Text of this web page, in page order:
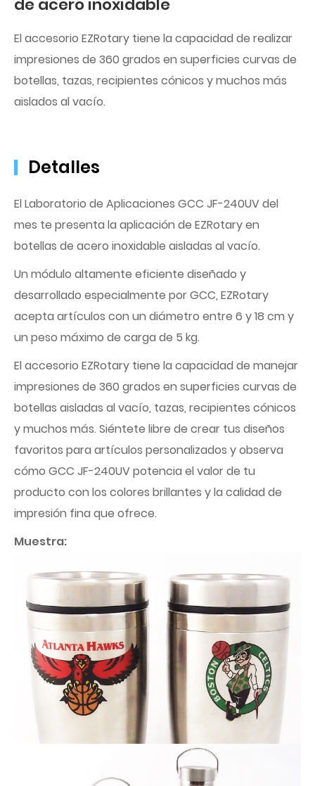
El accesorio EZRotary tiene la capacidad de realizar
impresiones de 360 grados en superficies curvas de
botellas, tazas, recipientes cónicos y muchos más
aislados al vacío.
Detalles
El Laboratorio de Aplicaciones GCC JF-240UV del
mes te presenta la aplicación de EZRotary en
botellas de acero inoxidable aisladas al vacío.
Un módulo altamente eficiente diseñado y
desarrollado especialmente por GCC, EZRotary
acepta artículos con un diámetro entre 6 y 18 cm y
un peso máximo de carga de 5 kg.
El accesorio EZRotary tiene la capacidad de manejar
impresiones de 360 grados en superficies curvas de
botellas aisladas al vacío, tazas, recipientes cónicos
y muchos más. Siéntete libre de crear tus diseños
favoritos para artículos personalizados y observa
cómo GCC JF-240UV potencia el valor de tu
producto con los colores brillantes y la calidad de
impresión fina que ofrece.
Muestra: